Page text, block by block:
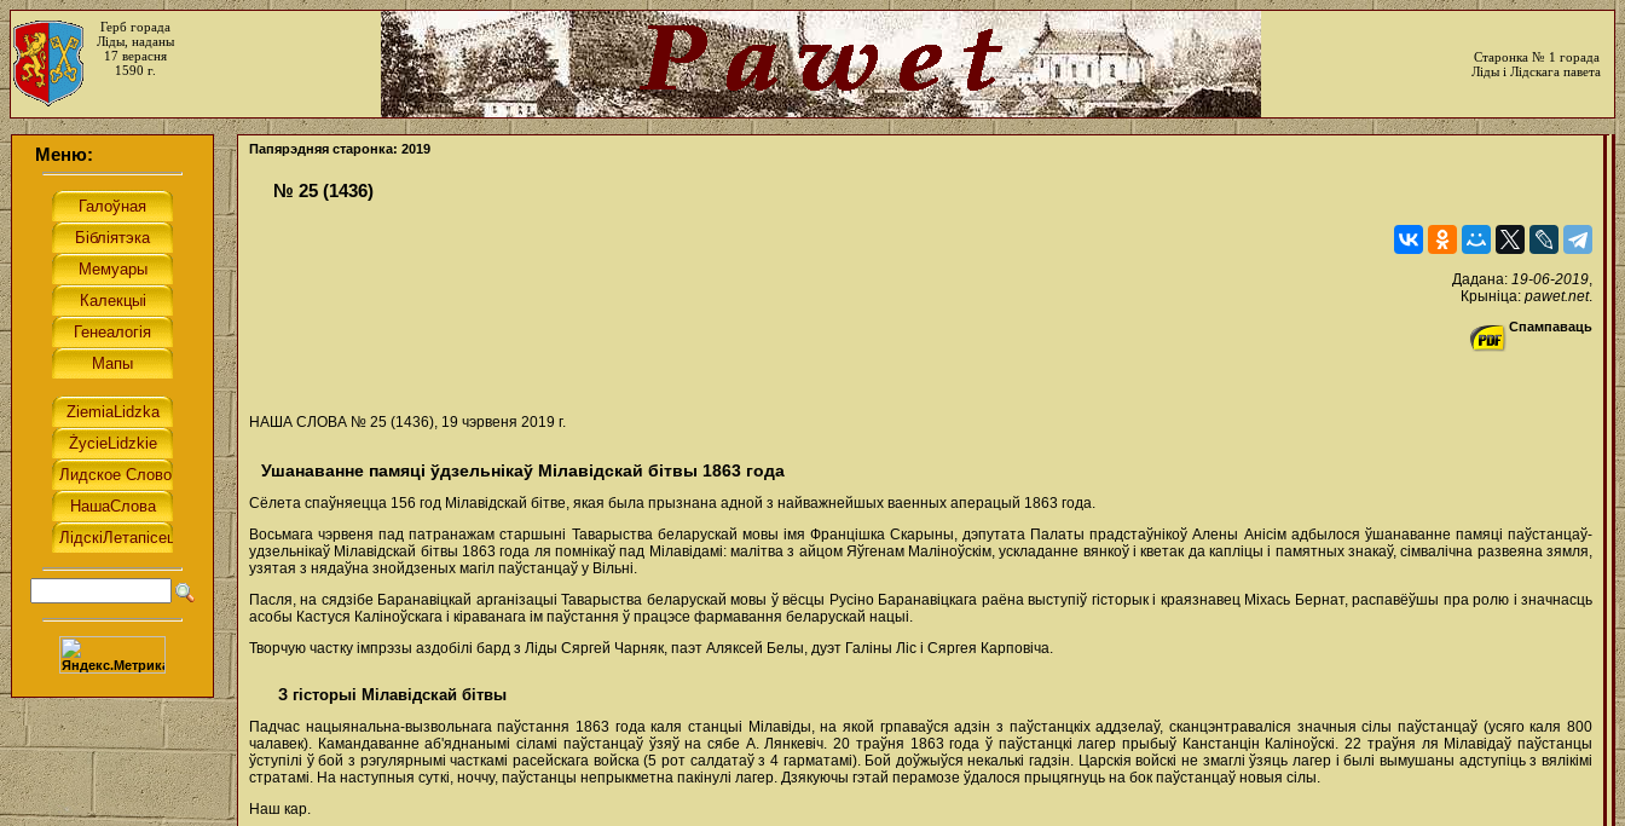
Герб горада
Ліды, наданы
17 верасня
1590 г.
Старонка № 1 горада
Ліды і Лідскага павета
Меню: Папярэдняя старонка: 2019
№ 25 (1436)
Дадана: 19-06-2019,
Крыніца: pawet.net.
Спампаваць
НАША СЛОВА № 25 (1436), 19 чэрвеня 2019 г.
Ушанаванне памяці ўдзельнікаў Мілавідскай бітвы 1863 года
Сёлета спаўняецца 156 год Мілавідскай бітве, якая была прызнана адной з найважнейшых ваенных аперацый 1863 года.
Восьмага чэрвеня пад патранажам старшыні Таварыства беларускай мовы імя Францішка Скарыны, дэпутата Палаты прадстаўнікоў Алены Анісім адбылося ўшанаванне памяці паўстанцаў-
удзельнікаў Мілавідскай бітвы 1863 года ля помнікаў пад Мілавідамі: малітва з айцом Яўгенам Маліноўскім, ускладанне вянкоў і кветак да капліцы і памятных знакаў, сімвалічна развеяна зямля,
узятая з нядаўна знойдзеных магіл паўстанцаў у Вільні.
Пасля, на сядзібе Баранавіцкай арганізацыі Таварыства беларускай мовы ў вёсцы Русіно Баранавіцкага раёна выступіў гісторык і краязнавец Міхась Бернат, распавёўшы пра ролю і значнасць
асобы Кастуся Каліноўскага і кіраванага ім паўстання ў працэсе фармавання беларускай нацыі.
Творчую частку імпрэзы аздобілі бард з Ліды Сяргей Чарняк, паэт Аляксей Белы, дуэт Галіны Ліс і Сяргея Карповіча.
З гісторыі Мілавідскай бітвы
Падчас нацыянальна-вызвольнага паўстання 1863 года каля станцыі Мілавіды, на якой грпаваўся адзін з паўстанцкіх аддзелаў, сканцэнтраваліся значныя сілы паўстанцаў (усяго каля 800
чалавек). Камандаванне аб'яднанымі сіламі паўстанцаў ўзяў на сябе А. Лянкевіч. 20 траўня 1863 года ў паўстанцкі лагер прыбыў Канстанцін Каліноўскі. 22 траўня ля Мілавідаў паўстанцы
ўступілі ў бой з рэгулярнымі часткамі расейскага войска (5 рот салдатаў з 4 гарматамі). Бой доўжыўся некалькі гадзін. Царскія войскі не змаглі ўзяць лагер і былі вымушаны адступіць з вялікімі
стратамі. На наступныя суткі, ноччу, паўстанцы непрыкметна пакінулі лагер. Дзякуючы гэтай перамозе ўдалося прыцягнуць на бок паўстанцаў новыя сілы.
Наш кар.